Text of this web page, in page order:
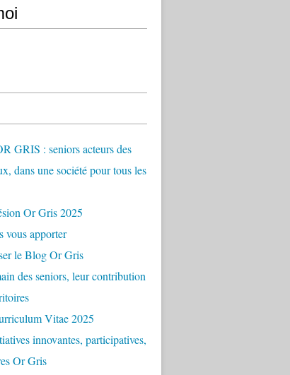
GRIS : seniors acteurs des
dans une société pour tous les
Or Gris 2025
vous apporter
le Blog Or Gris
des seniors, leur contribution
Vitae 2025
innovantes, participatives,
Or Gris